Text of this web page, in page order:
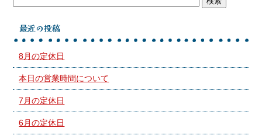
最近の投稿
8月の定休日
本日の営業時間について
7月の定休日
6月の定休日